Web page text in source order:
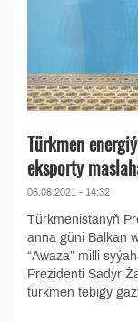
Türkmen
eksporty
06.08.2021 - 14:32
Türkmenistanyň
anna güni Balkan
“Awaza” milli
Prezidenti Sadyr
türkmen tebigy